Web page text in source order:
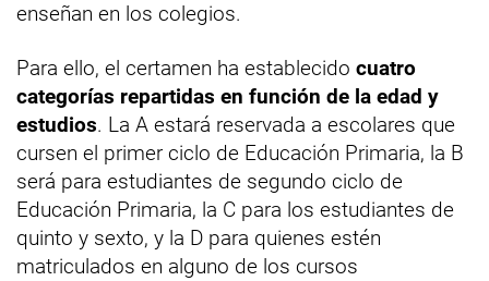
enseñan en los colegios.
Para ello, el certamen ha establecido cuatro
categorías repartidas en función de la edad y
estudios. La A estará reservada a escolares que
cursen el primer ciclo de Educación Primaria, la B
será para estudiantes de segundo ciclo de
Educación Primaria, la C para los estudiantes de
quinto y sexto, y la D para quienes estén
matriculados en alguno de los cursos